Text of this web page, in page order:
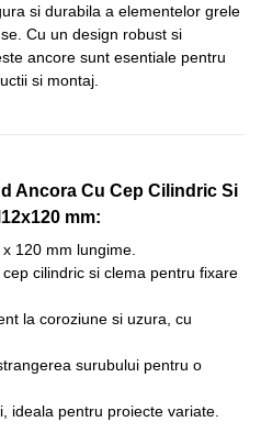
si durabila a elementelor grele
Cu un design robust si
ancore sunt esentiale pentru
si montaj.
Ancora Cu Cep Cilindric Si
mm:
120 mm lungime.
cilindric si clema pentru fixare
la coroziune si uzura, cu
surubului pentru o
ideala pentru proiecte variate.